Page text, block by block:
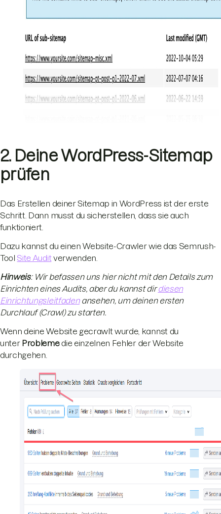
2. Deine WordPress-Sitemap
prüfen
Das Erstellen deiner Sitemap in WordPress ist der erste
Schritt. Dann musst du sicherstellen, dass sie auch
funktioniert.
Dazu kannst du einen Website-Crawler wie das Semrush-
Tool Site Audit verwenden.
Hinweis: Wir befassen uns hier nicht mit den Details zum
Einrichten eines Audits, aber du kannst dirdiesen
Einrichtungsleitfadenansehen, um deinen ersten
Durchlauf (Crawl) zu starten.
Wenn deine Website gecrawlt wurde, kannst du
unter Problemedie einzelnen Fehler der Website
durchgehen.